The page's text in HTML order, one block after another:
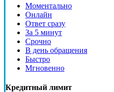
Моментально
Онлайн
Ответ сразу
За 5 минут
Срочно
В день обращения
Быстро
Мгновенно
Кредитный лимит